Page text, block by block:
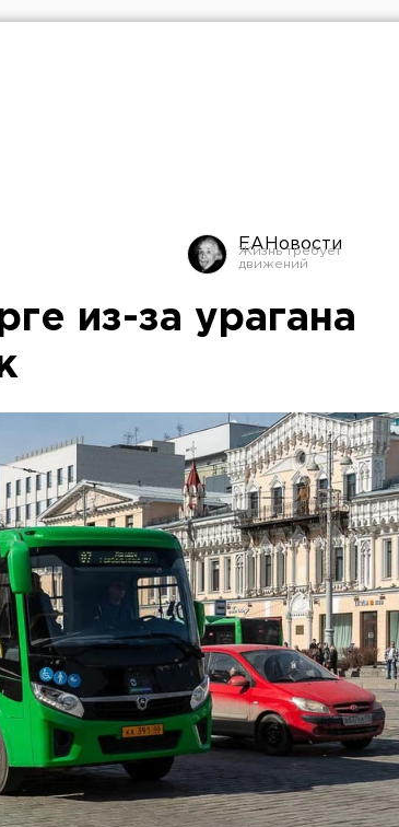
ЕАНовости
из-за урагана